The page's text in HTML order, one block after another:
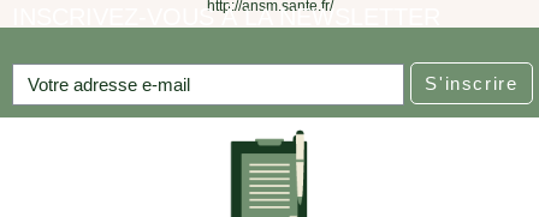
http://ansm.sante.fr/
INSCRIVEZ-VOUS À LA NEWSLETTER
S'inscrire